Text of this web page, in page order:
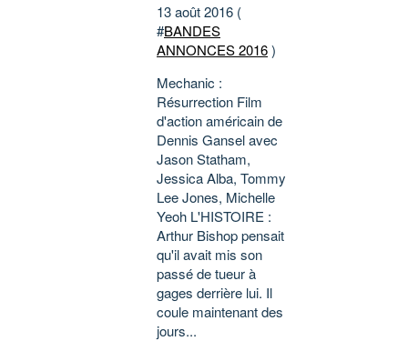
13 août 2016 (
#BANDES
ANNONCES 2016)
Mechanic :
Résurrection Film
d'action américain de
Dennis Gansel avec
Jason Statham,
Jessica Alba, Tommy
Lee Jones, Michelle
Yeoh L'HISTOIRE :
Arthur Bishop pensait
qu'il avait mis son
passé de tueur à
gages derrière lui. Il
coule maintenant des
jours...